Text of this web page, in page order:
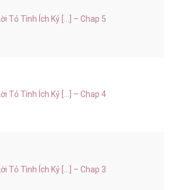
Lời Tỏ Tình Ích Kỷ [...] – Chap 5
Lời Tỏ Tình Ích Kỷ [...] – Chap 4
Lời Tỏ Tình Ích Kỷ [...] – Chap 3